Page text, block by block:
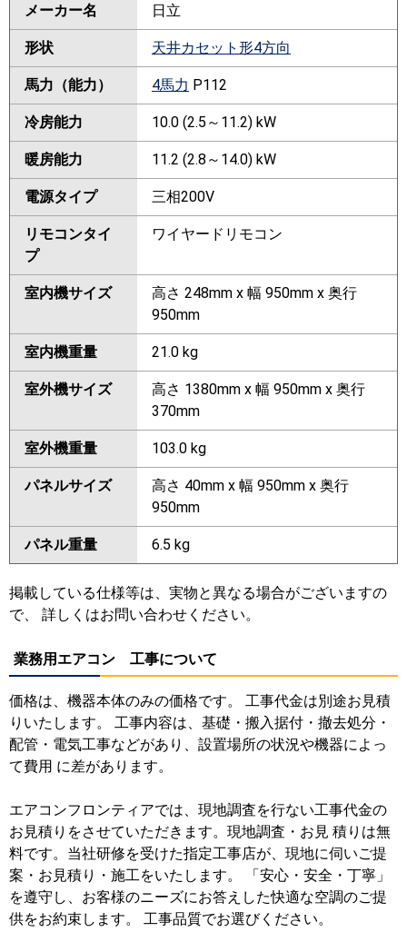
メーカー名 日立
形状 天井カセット形4方向
馬力（能力） 4馬力 P112
冷房能力 10.0 (2.5～11.2) kW
暖房能力 11.2 (2.8～14.0) kW
電源タイプ 三相200V
リモコンタイ
プ
ワイヤードリモコン
室内機サイズ
高さ 248mm x 幅 950mm x 奥行
950mm
室内機重量 21.0 kg
室外機サイズ
高さ 1380mm x 幅 950mm x 奥行
370mm
室外機重量 103.0 kg
パネルサイズ
高さ 40mm x 幅 950mm x 奥行
950mm
パネル重量 6.5 kg
掲載している仕様等は、実物と異なる場合がございますの
で、 詳しくはお問い合わせください。
業務用エアコン 工事について
価格は、機器本体のみの価格です。 工事代金は別途お見積
りいたします。 工事内容は、基礎・搬入据付・撤去処分・
配管・電気工事などがあり、設置場所の状況や機器によっ
て費用 に差があります。
エアコンフロンティアでは、現地調査を行ない工事代金の
お見積りをさせていただきます。現地調査・お見 積りは無
料です。当社研修を受けた指定工事店が、現地に伺いご提
案・お見積り・施工をいたします。 「安心・安全・丁寧」
を遵守し、お客様のニーズにお答えした快適な空調のご提
供をお約束します。 工事品質でお選びください。